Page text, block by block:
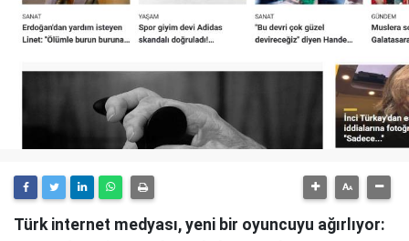
Türk internet medyası, yeni bir oyuncuyu ağırlıyor: